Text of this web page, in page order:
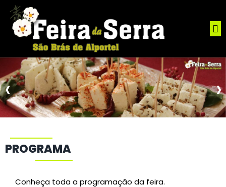
‹ ›
PROGRAMA
Conheça toda a programação da feira.